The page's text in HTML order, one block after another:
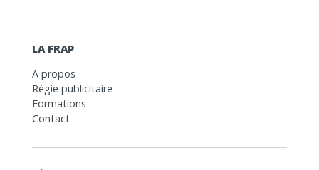
LA FRAP
A propos
Régie publicitaire
Formations
Contact